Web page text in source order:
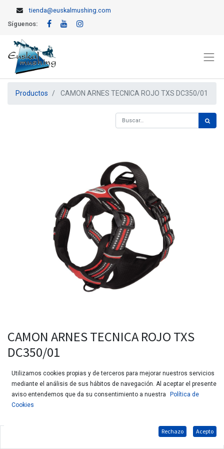
tienda@euskalmushing.com
Síguenos:
Productos CAMON ARNES TECNICA ROJO TXS DC350/01
CAMON ARNES TECNICA ROJO TXS
DC350/01
Utilizamos cookies propias y de terceros para mejorar nuestros servicios
mediante el análisis de sus hábitos de navegación. Al aceptar el presente
aviso entendemos que da su consentimiento a nuestra
Política de
Cookies
Rechazo Acepto